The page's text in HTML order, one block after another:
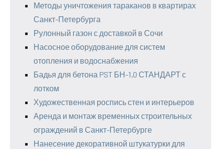
Методы уничтожения тараканов в квартирах
Санкт-Петербурга
Рулонный газон с доставкой в Сочи
Насосное оборудование для систем
отопления и водоснабжения
Бадья для бетона PST БН-1,0 СТАНДАРТ с
лотком
Художественная роспись стен и интерьеров
Аренда и монтаж временных строительных
ограждений в Санкт-Петербурге
Нанесение декоративной штукатурки для